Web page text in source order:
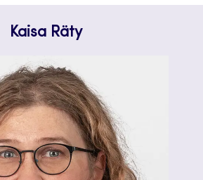
Kaisa Räty